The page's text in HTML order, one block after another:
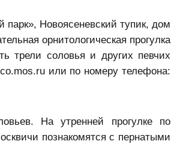
парк», Новоясеневский тупик, дом
орнитологическая прогулка
трели соловья и других певчих
или по номеру телефона:
На утренней прогулке по
познакомятся с пернатыми